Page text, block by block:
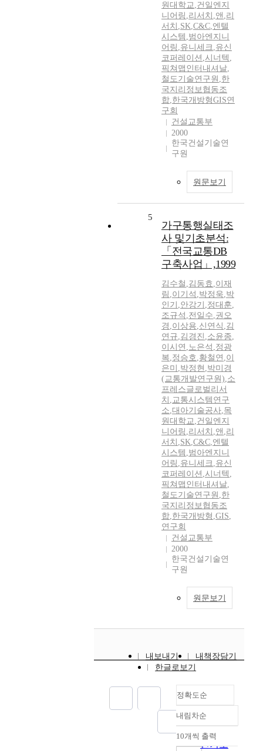
원대학교,건일엔지
니어링 ,리서치 ,앤 ,리
서치 ,SK,C&C,엔텔
시스템 ,범아엔지니
어링 ,유니세크,유신
코퍼레이션 ,시너텍 ,
픽쳐맵인터내셔날,
철도기술연구원 ,한
국지리정보협동조
합,한국개방형GIS연
구회
건설교통부
2000
한국건설기술연
구원
원문보기
5
가구통행실태조
사 및기초분석:
「전국교통DB
구축사업」,1999
김수철 ,김동효 ,이재
림 ,이기석 ,박정욱,박
인기 ,안강기 ,정대훈,
조규석 ,전일수,권오
경 ,이상용,신연식 ,김
연규,김경진 ,소윤종,
이시연 ,노은석 ,정광
복,정승호,황철연 ,이
은미 ,박정현 ,박미경
(교통개발연구원),소
프레스글로벌리서
치 ,교통시스템연구
소,대아기술공사,목
원대학교,건일엔지
니어링 ,리서치 ,앤 ,리
서치 ,SK,C&C,엔텔
시스템 ,범아엔지니
어링 ,유니세크,유신
코퍼레이션 ,시너텍 ,
픽쳐맵인터내셔날,
철도기술연구원 ,한
국지리정보협동조
합,한국개방형 ,GIS,
연구회
건설교통부
2000
한국건설기술연
구원
원문보기
내보내기
내책장담기
한글로보기
정확도순
정확도
순
인기도
내림차순
내림차순
10개씩 출력